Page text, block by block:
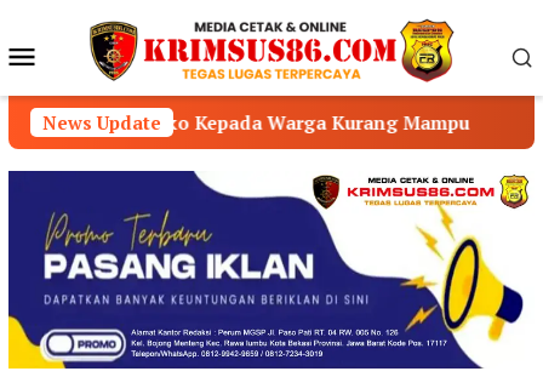
konten Menu
Mobile
News Update
Warga Kurang Mampu Kepala SMKN 2